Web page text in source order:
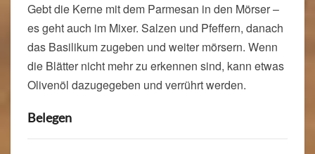
Gebt die Kerne mit dem Parmesan in den Mörser –
es geht auch im Mixer. Salzen und Pfeffern, danach
das Basilikum zugeben und weiter mörsern. Wenn
die Blätter nicht mehr zu erkennen sind, kann etwas
Olivenöl dazugegeben und verrührt werden.
Belegen